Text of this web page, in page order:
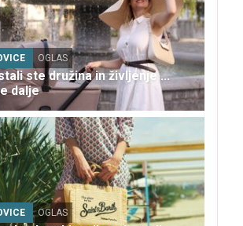
OGLAS
ste družina in življenje ...
dalje
OGLAS